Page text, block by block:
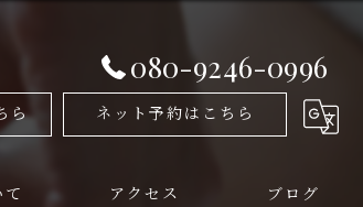
080-9246-0996
ら ネット予約はこちら
アクセス ブログ